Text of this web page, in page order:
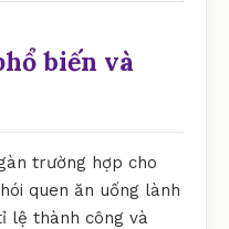
biến và
trường hợp cho
quen ăn uống lành
lệ thành công và